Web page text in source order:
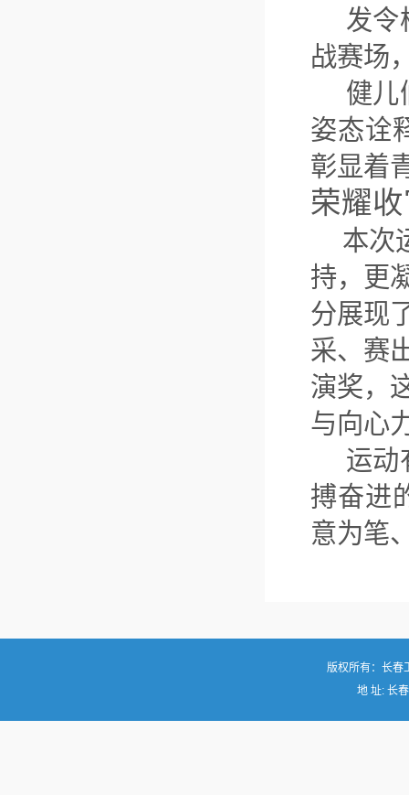
发令
战赛场
健儿
姿态诠
彰显着
荣耀
本次
持，更
分展现
采、赛
演奖，
与向心
运动
搏奋进
意为笔
版权所有：长春
地 址: 长